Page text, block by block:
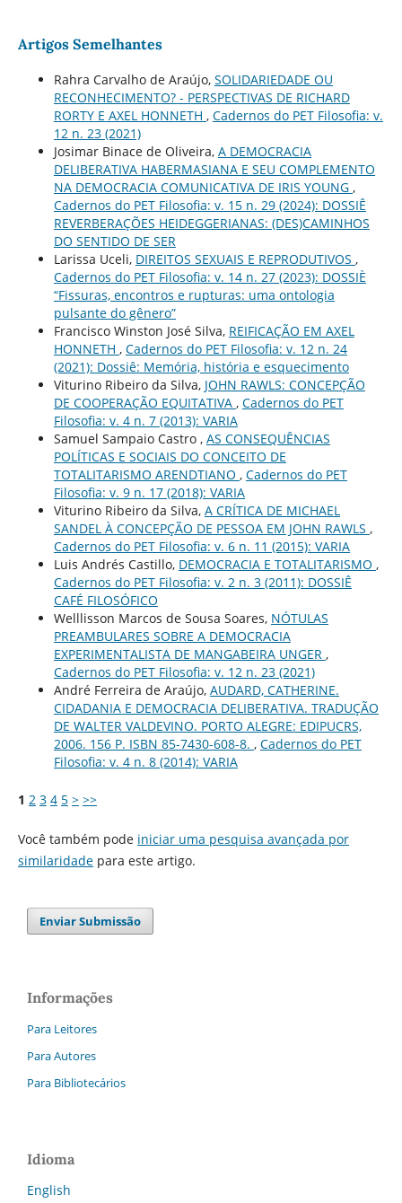
Artigos Semelhantes
Rahra Carvalho de Araújo, SOLIDARIEDADE OU
RECONHECIMENTO? - PERSPECTIVAS DE RICHARD
RORTY E AXEL HONNETH , Cadernos do PET Filosofia: v.
12 n. 23 (2021)
Josimar Binace de Oliveira, A DEMOCRACIA
DELIBERATIVA HABERMASIANA E SEU COMPLEMENTO
NA DEMOCRACIA COMUNICATIVA DE IRIS YOUNG ,
Cadernos do PET Filosofia: v. 15 n. 29 (2024): DOSSIÊ
REVERBERAÇÕES HEIDEGGERIANAS: (DES)CAMINHOS
DO SENTIDO DE SER
Larissa Uceli, DIREITOS SEXUAIS E REPRODUTIVOS ,
Cadernos do PET Filosofia: v. 14 n. 27 (2023): DOSSIÈ
“Fissuras, encontros e rupturas: uma ontologia
pulsante do gênero”
Francisco Winston José Silva, REIFICAÇÃO EM AXEL
HONNETH , Cadernos do PET Filosofia: v. 12 n. 24
(2021): Dossiê: Memória, história e esquecimento
Viturino Ribeiro da Silva, JOHN RAWLS: CONCEPÇÃO
DE COOPERAÇÃO EQUITATIVA , Cadernos do PET
Filosofia: v. 4 n. 7 (2013): VARIA
Samuel Sampaio Castro , AS CONSEQUÊNCIAS
POLÍTICAS E SOCIAIS DO CONCEITO DE
TOTALITARISMO ARENDTIANO , Cadernos do PET
Filosofia: v. 9 n. 17 (2018): VARIA
Viturino Ribeiro da Silva, A CRÍTICA DE MICHAEL
SANDEL À CONCEPÇÃO DE PESSOA EM JOHN RAWLS ,
Cadernos do PET Filosofia: v. 6 n. 11 (2015): VARIA
Luis Andrés Castillo, DEMOCRACIA E TOTALITARISMO ,
Cadernos do PET Filosofia: v. 2 n. 3 (2011): DOSSIÊ
CAFÉ FILOSÓFICO
Welllisson Marcos de Sousa Soares, NÓTULAS
PREAMBULARES SOBRE A DEMOCRACIA
EXPERIMENTALISTA DE MANGABEIRA UNGER ,
Cadernos do PET Filosofia: v. 12 n. 23 (2021)
André Ferreira de Araújo, AUDARD, CATHERINE.
CIDADANIA E DEMOCRACIA DELIBERATIVA. TRADUÇÃO
DE WALTER VALDEVINO. PORTO ALEGRE: EDIPUCRS,
2006. 156 P. ISBN 85-7430-608-8. , Cadernos do PET
Filosofia: v. 4 n. 8 (2014): VARIA
1 2 3 4 5 > >>
Você também pode iniciar uma pesquisa avançada por
similaridadepara este artigo.
Enviar Submissão
Informações
Para Leitores
Para Autores
Para Bibliotecários
Idioma
English